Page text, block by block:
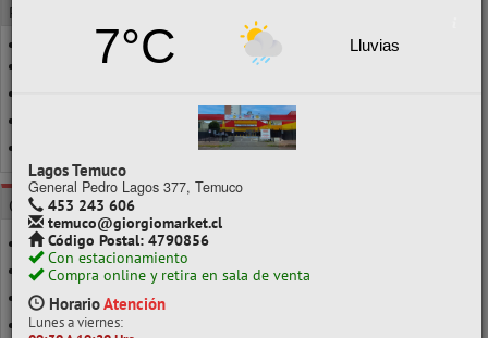
7°C Lluvias
Lagos Temuco
General Pedro Lagos 377, Temuco
453 243 606
temuco@giorgiomarket.cl
Código Postal: 4790856
Con estacionamiento
Compra online y retira en sala de venta
HorarioAtención
Lunes a viernes:
POR CLASE
CATEGORÍAS
FOLIADOR
TIMBRE FECHADOR
TIMBRE OVALADO
TIMBRE REDONDO